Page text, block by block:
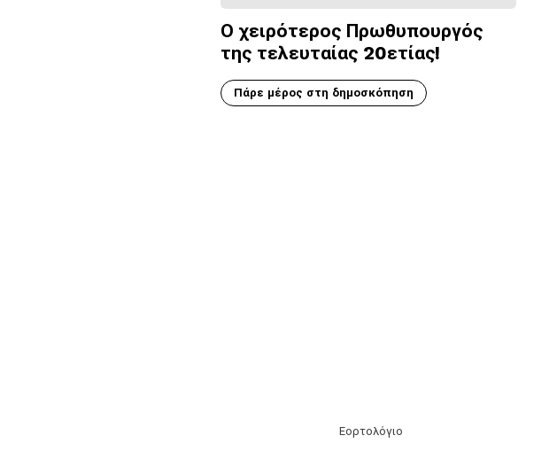
Ο χειρότερος Πρωθυπουργός
της τελευταίας 20ετίας!
Πάρε μέρος στη δημοσκόπηση
Εορτολόγιο